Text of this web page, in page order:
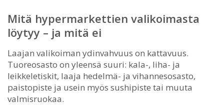
Mitä hypermarkettien valikoimasta
löytyy – ja mitä ei
Laajan valikoiman ydinvahvuus on kattavuus.
Tuoreosasto on yleensä suuri: kala-, liha- ja
leikkeletiskit, laaja hedelmä- ja vihannesosasto,
paistopiste ja usein myös sushipiste tai muuta
valmisruokaa.